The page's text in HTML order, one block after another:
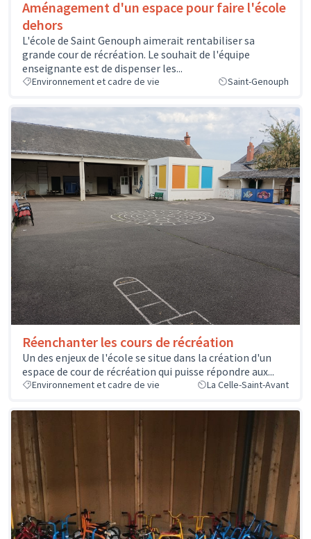
Aménagement d'un espace pour faire l'école
dehors
L'école de Saint Genouph aimerait rentabiliser sa
grande cour de récréation. Le souhait de l'équipe
enseignante est de dispenser les...
Environnement et cadre de vie Saint-Genouph
Réenchanter les cours de récréation
Un des enjeux de l'école se situe dans la création d'un
espace de cour de récréation qui puisse répondre aux...
Environnement et cadre de vie La Celle-Saint-Avant